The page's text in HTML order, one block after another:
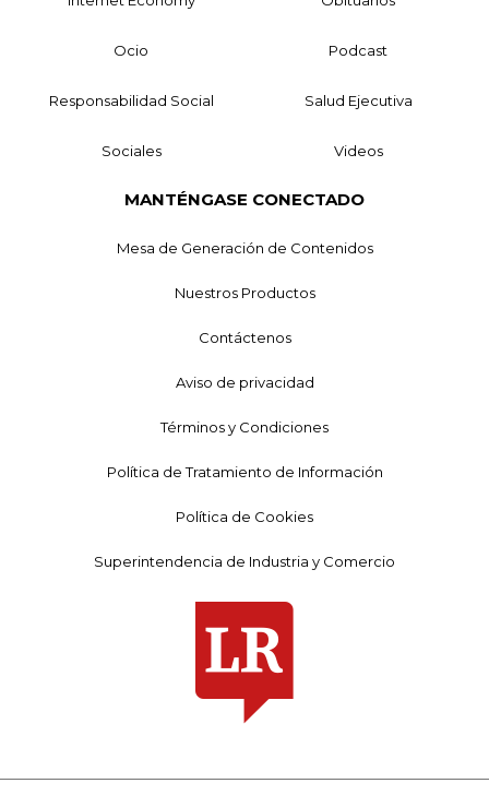
Ocio Podcast
Responsabilidad Social Salud Ejecutiva
Sociales Videos
MANTÉNGASE CONECTADO
Mesa de Generación de Contenidos
Nuestros Productos
Contáctenos
Aviso de privacidad
Términos y Condiciones
Política de Tratamiento de Información
Política de Cookies
Superintendencia de Industria y Comercio